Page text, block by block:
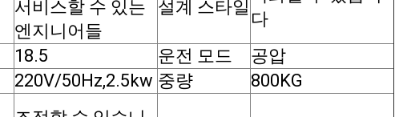
서비스할 수 있는
엔지니어들
설계 스타일
다
18.5 운전 모드
공압
220V/50Hz,2.5kw 중량 800KG